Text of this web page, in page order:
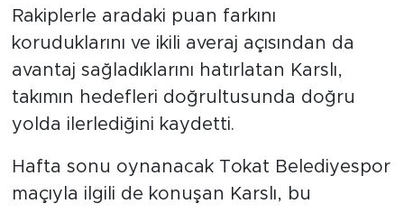
Rakiplerle aradaki puan farkını
koruduklarını ve ikili averaj açısından da
avantaj sağladıklarını hatırlatan Karslı,
takımın hedefleri doğrultusunda doğru
yolda ilerlediğini kaydetti.
Hafta sonu oynanacak Tokat Belediyespor
maçıyla ilgili de konuşan Karslı, bu